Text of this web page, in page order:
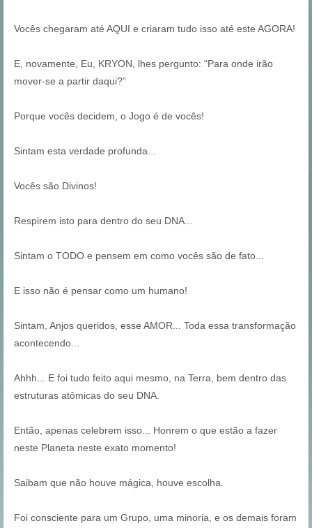
Vocês chegaram até AQUI e criaram tudo isso até este AGORA!
E, novamente, Eu, KRYON, lhes pergunto: “Para onde irão
mover-se a partir daqui?”
Porque vocês decidem, o Jogo é de vocês!
Sintam esta verdade profunda...
Vocês são Divinos!
Respirem isto para dentro do seu DNA...
Sintam o TODO e pensem em como vocês são de fato...
E isso não é pensar como um humano!
Sintam, Anjos queridos, esse AMOR... Toda essa transformação
acontecendo...
Ahhh... E foi tudo feito aqui mesmo, na Terra, bem dentro das
estruturas atômicas do seu DNA.
Então, apenas celebrem isso... Honrem o que estão a fazer
neste Planeta neste exato momento!
Saibam que não houve mágica, houve escolha.
Foi consciente para um Grupo, uma minoria, e os demais foram